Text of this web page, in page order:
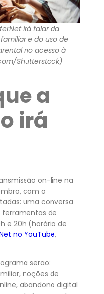
irá falar da
e do uso de
no acesso à
Shutterstock)
a
irá
on-line na
com o
uma conversa
ferramentas de
e 20h (horário de
no YouTube,
serão:
noções de
abandono digital